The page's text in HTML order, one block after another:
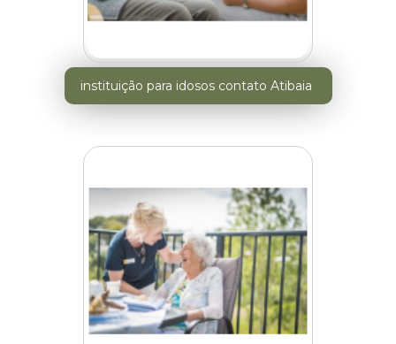
instituição para idosos contato Atibaia